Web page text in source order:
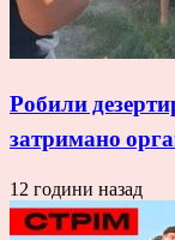
Робили
затримано
12 години назад